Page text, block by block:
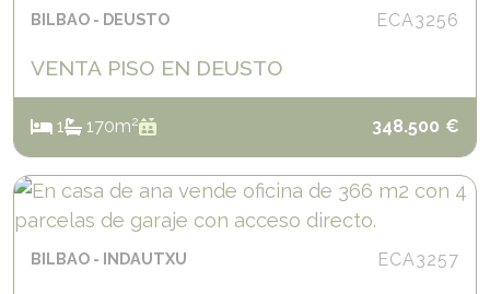
BILBAO DEUSTO ECA3256
VENTA PISO EN DEUSTO
1 170m2 348.500 €
BILBAO INDAUTXU ECA3257